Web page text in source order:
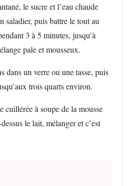
le sucre et l’eau chaude
saladier, puis battre le tout au
3 à 5 minutes, jusqu’à
pale et mousseux.
dans un verre ou une tasse, puis
trois quarts environ.
cuillérée à soupe de la mousse
le lait, mélanger et c’est